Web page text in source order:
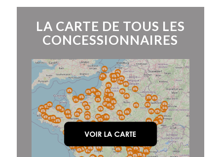
LA CARTE DE TOUS LES
CONCESSIONNAIRES